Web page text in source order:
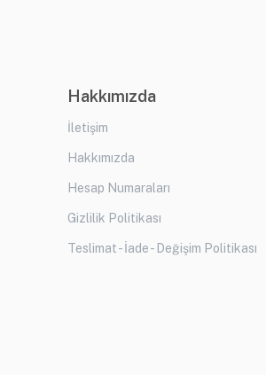
Hakkımızda
İletişim
Hakkımızda
Hesap Numaraları
Gizlilik Politikası
Teslimat - İade - Değişim Politikası